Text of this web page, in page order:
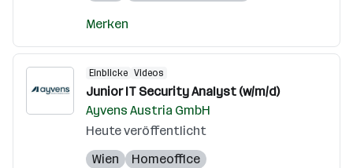
Merken
Einblicke Videos
Junior IT Security Analyst (w/m/d)
Ayvens Austria GmbH
Heute veröffentlicht
Wien
Homeoffice